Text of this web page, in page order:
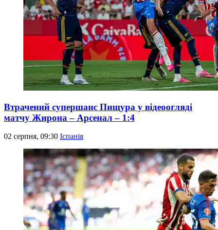
Втрачений супершанс Пищура у відеоогляді
матчу Жирона – Арсенал – 1:4
02 серпня, 09:30 Іспанія